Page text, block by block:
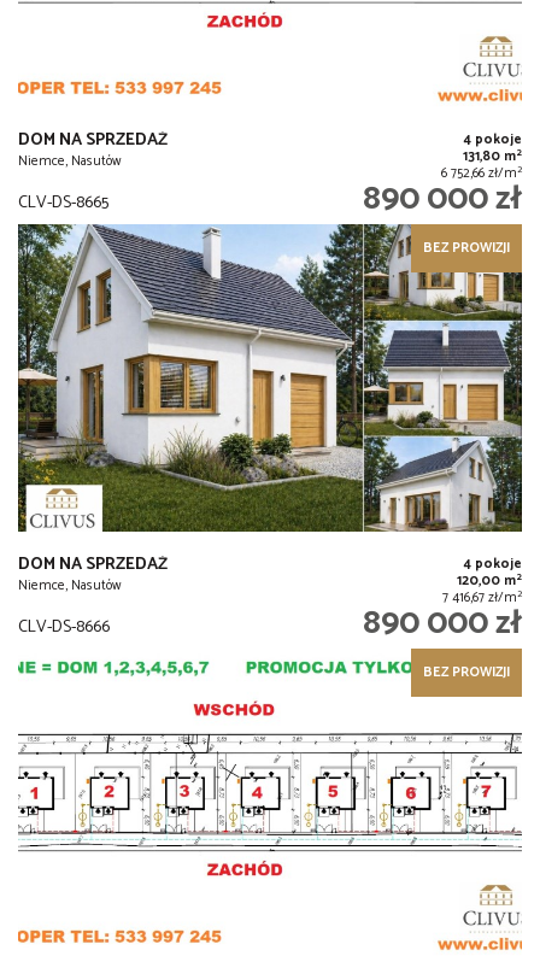
DOM NA SPRZEDAŻ
Niemce, Nasutów
4 pokoje
131,80 m2
6 752,66 zł/m2
CLV-DS-8665 890 000 zł
BEZ PROWIZJI
DOM NA SPRZEDAŻ
Niemce, Nasutów
4 pokoje
120,00 m2
7 416,67 zł/m2
CLV-DS-8666 890 000 zł
BEZ PROWIZJI